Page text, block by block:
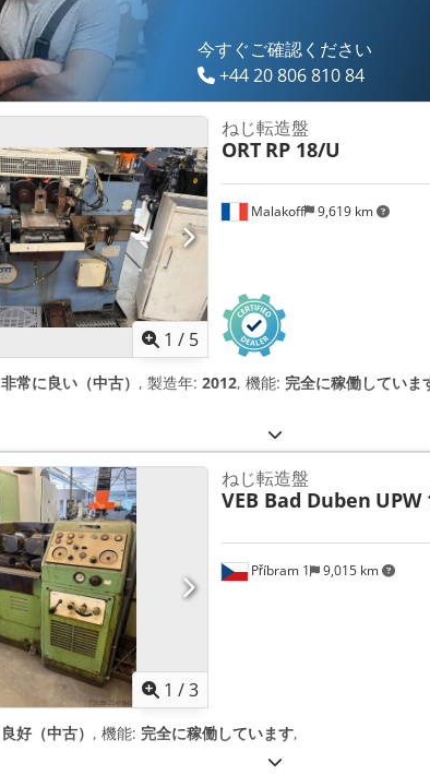
今すぐご確認ください
+44 20 806 810 84
1 / 5
Malakoff 9,619 km
ねじ転造盤
ORT RP 18/U
非常に良い（中古） , 製造年: 2012, 機能: 完全に稼働していま
1 /3
Příbram 1 9,015 km
ねじ転造盤
VEB Bad Duben UPW
良好（中古） , 機能: 完全に稼働しています,